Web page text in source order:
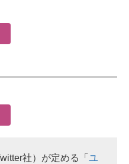
社）が定める「 ユ